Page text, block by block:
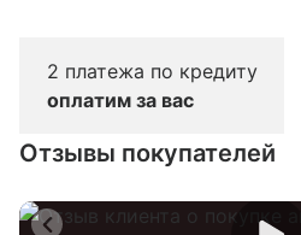
2 платежа по кредиту
оплатим за вас
Отзывы покупателей